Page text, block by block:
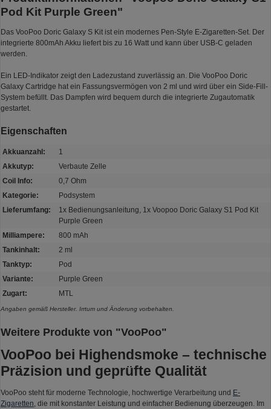
Pod Kit Purple Green"
Das VooPoo Doric Galaxy S Kit ist ein modernes Pen-Style E-Zigaretten-Set. Der
integrierte 800mAh Akku liefert bis zu 16 Watt und kann über USB-C geladen
werden.
Ein LED-Indikator zeigt den Ladezustand zuverlässig an. Die VooPoo Doric
Galaxy Cartridge hat ein Fassungsvermögen von 2 ml und wird über ein Side-Fill-
System befüllt. Das Dampfen wird bequem durch die integrierte Zugautomatik
gestartet.
Eigenschaften
Akkuanzahl:
1
Akkutyp:
Verbaute Zelle
Coil Info:
0,7 Ohm
Kategorie:
Podsystem
Lieferumfang:
1x Bedienungsanleitung, 1x Voopoo Doric Galaxy S1 Pod Kit
Purple Green
Milliampere:
800 mAh
Tankinhalt:
2 ml
Tanktyp:
Pod
Variante:
Purple Green
Zugart:
MTL
Angaben gemäß Hersteller. Irrtum und Änderung vorbehalten.
Weitere Produkte von "VooPoo"
VooPoo bei Highendsmoke – technische
Präzision und geprüfte Qualität
VooPoo steht für moderne Technologie, hochwertige Verarbeitung und E-
Zigaretten , die mit konstanter Leistung und einfacher Bedienung überzeugen. Im